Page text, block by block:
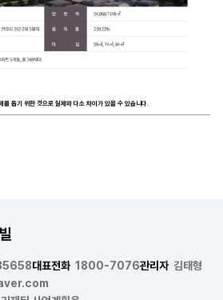
를 돕기 위한 것으로 실제와 다소 차이가 있을 수 있습니다.
대표전화 1800-7076관리자 김태형